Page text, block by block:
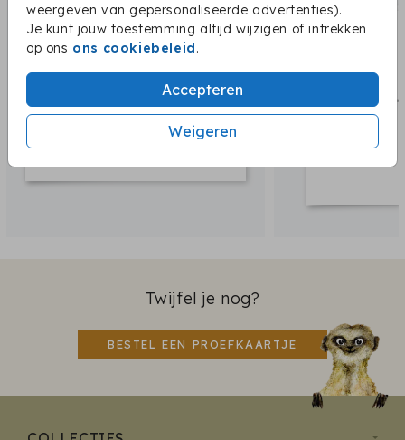
weergeven van gepersonaliseerde advertenties).
Je kunt jouw toestemming altijd wijzigen of intrekken
op ons ons cookiebeleid.
Accepteren
Weigeren
Twijfel je nog?
BESTEL EEN PROEFKAARTJE